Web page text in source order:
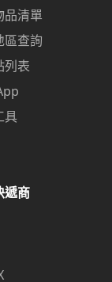
品清單
區查詢
列表
具
遞商